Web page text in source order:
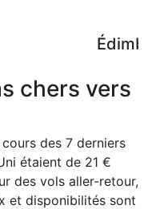
chers vers
des 7 derniers
étaient de 21 €
des vols aller-retour,
et disponibilités sont